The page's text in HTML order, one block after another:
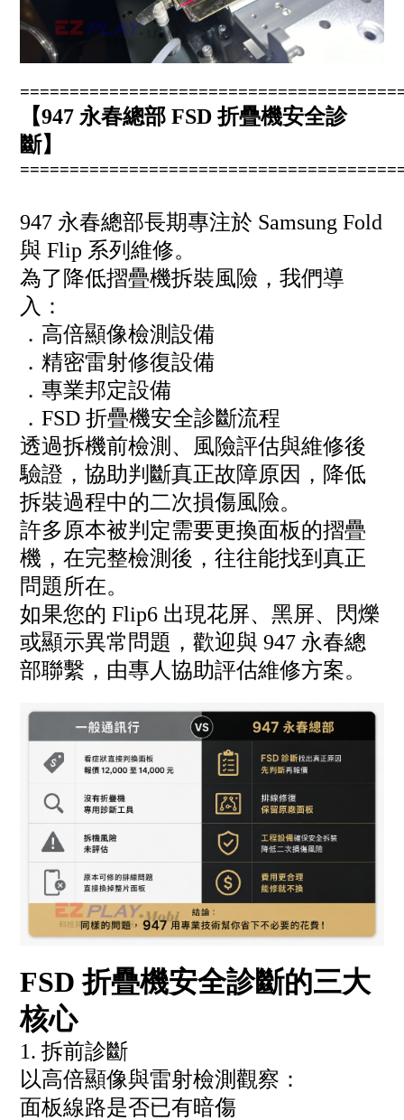
【947 永春總部 FSD 折疊機安全診
斷】
947 永春總部長期專注於 Samsung Fold
與 Flip 系列維修。
為了降低摺疊機拆裝風險，我們導
入：
．高倍顯像檢測設備
．精密雷射修復設備
．專業邦定設備
．FSD 折疊機安全診斷流程
透過拆機前檢測、風險評估與維修後
驗證，協助判斷真正故障原因，降低
拆裝過程中的二次損傷風險。
許多原本被判定需要更換面板的摺疊
機，在完整檢測後，往往能找到真正
問題所在。
如果您的 Flip6 出現花屏、黑屏、閃爍
或顯示異常問題，歡迎與 947 永春總
部聯繫，由專人協助評估維修方案。
FSD 折疊機安全診斷的三大
核心
1. 拆前診斷
以高倍顯像與雷射檢測觀察：
面板線路是否已有暗傷